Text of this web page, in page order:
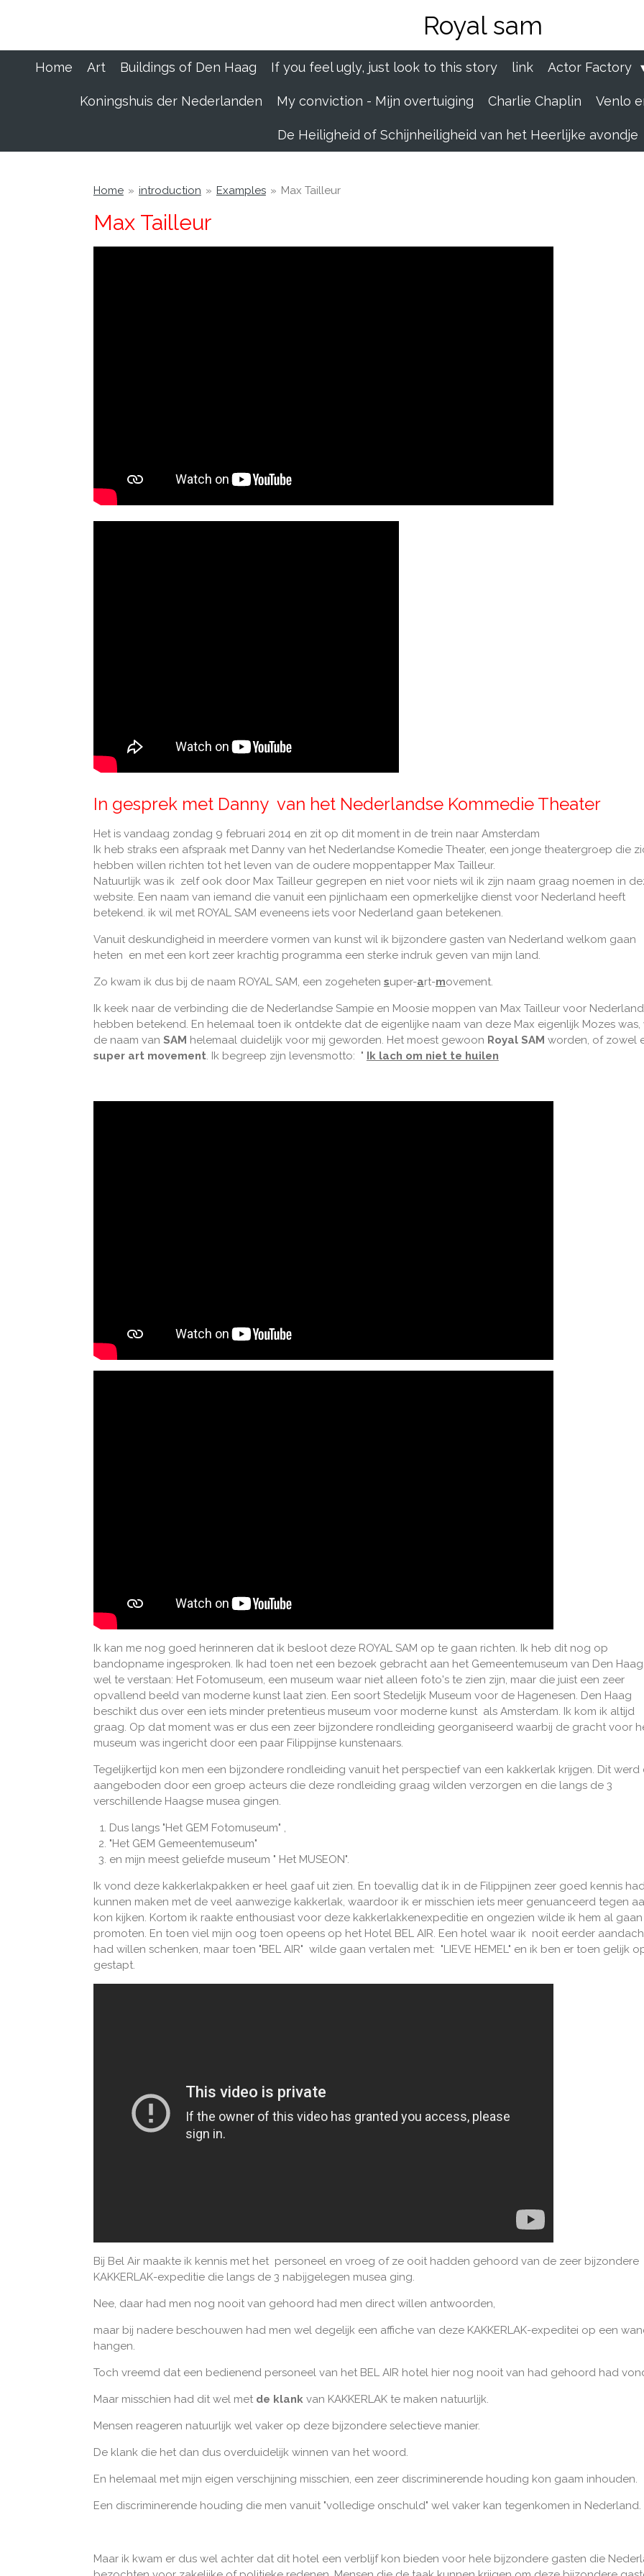
Royal sam
Home Art Buildings of Den Haag If you feel ugly, just look to this story link Actor Factory
Koningshuis der Nederlanden My conviction - Mijn overtuiging Charlie Chaplin Venlo
De Heiligheid of Schijnheiligheid van het Heerlijke avondje
Home » introduction » Examples » Max Tailleur
Max Tailleur
In gesprek met Danny van het Nederlandse Kommedie Theater
Het is vandaag zondag 9 februari 2014 en zit op dit moment in de trein naar Amsterdam
Ik heb straks een afspraak met Danny van het Nederlandse Komedie Theater, een jonge theatergroep die
hebben willen richten tot het leven van de oudere moppentapper Max Tailleur.
Natuurlijk was ik zelf ook door Max Tailleur gegrepen en niet voor niets wil ik zijn naam graag noemen in
website. Een naam van iemand die vanuit een pijnlichaam een opmerkelijke dienst voor Nederland heeft
betekend. ik wil met ROYAL SAM eveneens iets voor Nederland gaan betekenen.
Vanuit deskundigheid in meerdere vormen van kunst wil ik bijzondere gasten van Nederland welkom gaan
heten en met een kort zeer krachtig programma een sterke indruk geven van mijn land.
Zo kwam ik dus bij de naam ROYAL SAM, een zogeheten super-art-movement.
Ik keek naar de verbinding die de Nederlandse Sampie en Moosie moppen van Max Tailleur voor Nederland
hebben betekend. En helemaal toen ik ontdekte dat de eigenlijke naam van deze Max eigenlijk Mozes was,
de naam van SAM helemaal duidelijk voor mij geworden. Het moest gewoon Royal SAM worden, of zowel
super art movement. Ik begreep zijn levensmotto: " Ik lach om niet te huilen
Ik kan me nog goed herinneren dat ik besloot deze ROYAL SAM op te gaan richten. Ik heb dit nog op
bandopname ingesproken. Ik had toen net een bezoek gebracht aan het Gemeentemuseum van Den
wel te verstaan: Het Fotomuseum, een museum waar niet alleen foto's te zien zijn, maar die juist een zeer
opvallend beeld van moderne kunst laat zien. Een soort Stedelijk Museum voor de Hagenesen. Den Haag
beschikt dus over een iets minder pretentieus museum voor moderne kunst als Amsterdam. Ik kom ik altijd
graag. Op dat moment was er dus een zeer bijzondere rondleiding georganiseerd waarbij de gracht voor
museum was ingericht door een paar Filippijnse kunstenaars.
Tegelijkertijd kon men een bijzondere rondleiding vanuit het perspectief van een kakkerlak krijgen. Dit werd
aangeboden door een groep acteurs die deze rondleiding graag wilden verzorgen en die langs de 3
verschillende Haagse musea gingen.
Dus langs "Het GEM Fotomuseum" ,
"Het GEM Gemeentemuseum"
en mijn meest geliefde museum " Het MUSEON".
Ik vond deze kakkerlakpakken er heel gaaf uit zien. En toevallig dat ik in de Filippijnen zeer goed kennis had
kunnen maken met de veel aanwezige kakkerlak, waardoor ik er misschien iets meer genuanceerd tegen
kon kijken. Kortom ik raakte enthousiast voor deze kakkerlakkenexpeditie en ongezien wilde ik hem al gaan
promoten. En toen viel mijn oog toen opeens op het Hotel BEL AIR. Een hotel waar ik nooit eerder
had willen schenken, maar toen "BEL AIR" wilde gaan vertalen met: "LIEVE HEMEL" en ik ben er toen gelijk
gestapt.
Bij Bel Air maakte ik kennis met het personeel en vroeg of ze ooit hadden gehoord van de zeer bijzondere
KAKKERLAK-expeditie die langs de 3 nabijgelegen musea ging.
Nee, daar had men nog nooit van gehoord had men direct willen antwoorden,
maar bij nadere beschouwen had men wel degelijk een affiche van deze KAKKERLAK-expeditei op een
hangen.
Toch vreemd dat een bedienend personeel van het BEL AIR hotel hier nog nooit van had gehoord had
Maar misschien had dit wel met de klank van KAKKERLAK te maken natuurlijk.
Mensen reageren natuurlijk wel vaker op deze bijzondere selectieve manier.
De klank die het dan dus overduidelijk winnen van het woord.
En helemaal met mijn eigen verschijning misschien, een zeer discriminerende houding kon gaam inhouden.
Een discriminerende houding die men vanuit "volledige onschuld" wel vaker kan tegenkomen in Nederland.
Maar ik kwam er dus wel achter dat dit hotel een verblijf kon bieden voor hele bijzondere gasten die